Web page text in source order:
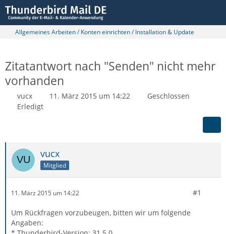
Allgemeines Arbeiten / Konten einrichten / Installation & Update
Zitatantwort nach "Senden" nicht mehr
vorhanden
vucx 11. März 2015 um 14:22
Geschlossen
Erledigt
vucx
Mitglied
11. März 2015 um 14:22 #1
Um Rückfragen vorzubeugen, bitten wir um folgende
Angaben: